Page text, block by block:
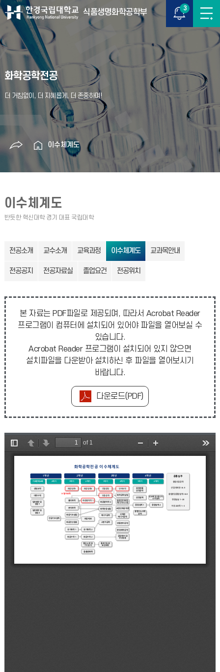
식품생명화학공학부 3
화학공학전공
이수체계도
이수체계도
전공소개 교수소개 교육과정 이수체계도 교과목안내
전공공지 전공자료실 졸업요건 전공위치
본 자료는 PDF파일로 제공되며, 따라서 Acrobat Reader
프로그램이 컴퓨터에 설치되어 있어야 파일을 열어보실 수
있습니다.
Acrobat Reader 프로그램이 설치되어 있지 않으면
설치파일을 다운받아 설치하신 후 파일을 열어보시기
바랍니다.
다운로드(PDF)